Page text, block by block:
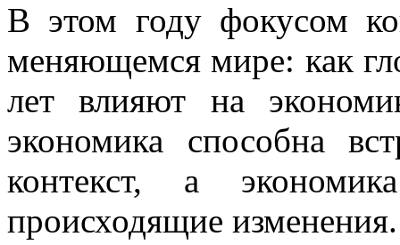
В этом году фокусом
меняющемся мире: как
лет влияют на
экономика способна
контекст, а
происходящие изменения.